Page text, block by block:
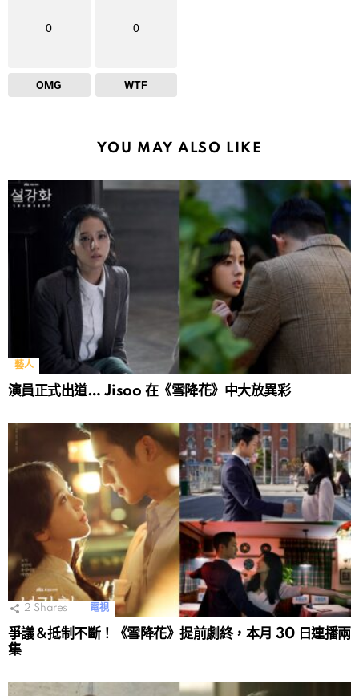
0
OMG
0
WTF
YOU MAY ALSO LIKE
藝人
演員正式出道… Jisoo 在《雪降花》中大放異彩
2 Shares 電視
爭議＆抵制不斷！《雪降花》提前劇終，本月 30 日連播兩
集